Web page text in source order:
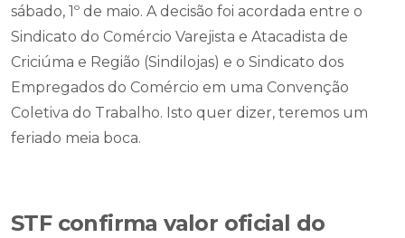
sábado, 1º de maio. A decisão foi acordada entre o
Sindicato do Comércio Varejista e Atacadista de
Criciúma e Região (Sindilojas) e o Sindicato dos
Empregados do Comércio em uma Convenção
Coletiva do Trabalho. Isto quer dizer, teremos um
feriado meia boca.
STF confirma valor oficial do